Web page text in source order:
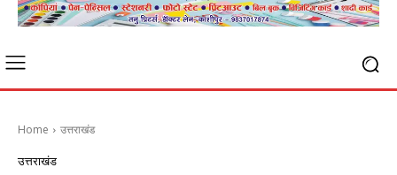
Home उत्तराखंड
उत्तराखंड